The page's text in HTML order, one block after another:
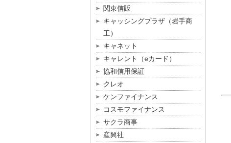
関東信販
キャッシングプラザ（岩手商
工）
キャネット
キャレント（eカード）
協和信用保証
クレオ
ケンファイナンス
コスモファイナンス
サクラ商事
産興社